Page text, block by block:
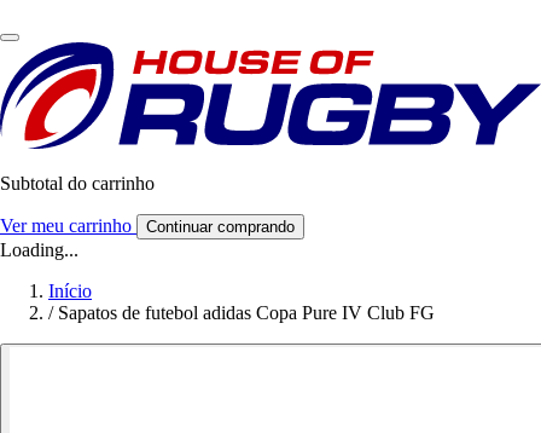
Subtotal do carrinho
Ver meu carrinho Continuar comprando
Loading...
Início
/ Sapatos de futebol adidas Copa Pure IV Club FG